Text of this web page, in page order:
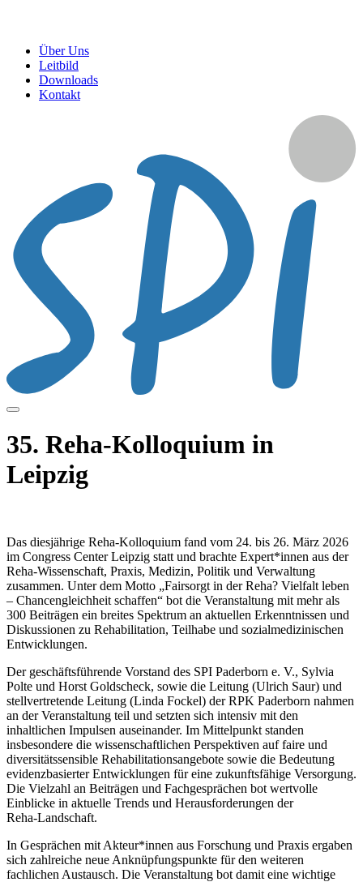
Über Uns
Leitbild
Downloads
Kontakt
35. Reha-Kolloquium in
Leipzig
Das diesjährige Reha‑Kolloquium fand vom 24. bis 26. März 2026
im Congress Center Leipzig statt und brachte Expert*innen aus der
Reha‑Wissenschaft, Praxis, Medizin, Politik und Verwaltung
zusammen. Unter dem Motto „Fairsorgt in der Reha? Vielfalt leben
– Chancengleichheit schaffen“ bot die Veranstaltung mit mehr als
300 Beiträgen ein breites Spektrum an aktuellen Erkenntnissen und
Diskussionen zu Rehabilitation, Teilhabe und sozialmedizinischen
Entwicklungen.
Der geschäftsführende Vorstand des SPI Paderborn e. V., Sylvia
Polte und Horst Goldscheck, sowie die Leitung (Ulrich Saur) und
stellvertretende Leitung (Linda Fockel) der RPK Paderborn nahmen
an der Veranstaltung teil und setzten sich intensiv mit den
inhaltlichen Impulsen auseinander. Im Mittelpunkt standen
insbesondere die wissenschaftlichen Perspektiven auf faire und
diversitätssensible Rehabilitationsangebote sowie die Bedeutung
evidenzbasierter Entwicklungen für eine zukunftsfähige Versorgung.
Die Vielzahl an Beiträgen und Fachgesprächen bot wertvolle
Einblicke in aktuelle Trends und Herausforderungen der
Reha‑Landschaft.
In Gesprächen mit Akteur*innen aus Forschung und Praxis ergaben
sich zahlreiche neue Anknüpfungspunkte für den weiteren
fachlichen Austausch. Die Veranstaltung bot damit eine wichtige